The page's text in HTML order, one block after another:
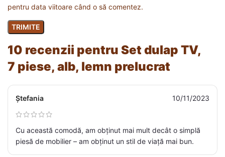
10 recenzii pentru Set dulap TV,
7 piese, alb, lemn prelucrat
Ștefania 10/11/2023
Cu această comodă, am obținut mai mult decât o simplă
piesă de mobilier – am obținut un stil de viață mai bun.
pentru data viitoare când o să comentez.